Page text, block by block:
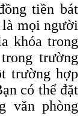
tiền bát
là mọi người
khóa trong
trường
trường hợp
có thể đặt
văn phòng